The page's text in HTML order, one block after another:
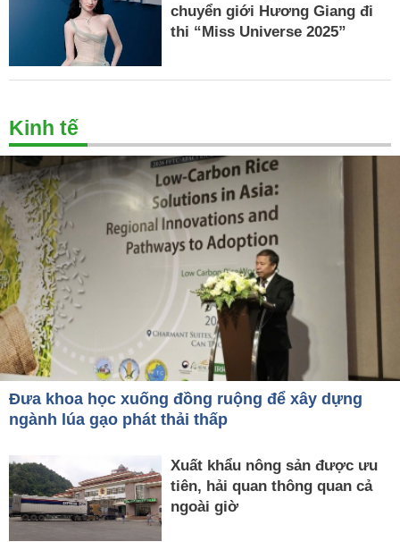
chuyển giới Hương Giang đi
thi “Miss Universe 2025”
Kinh tế
Đưa khoa học xuống đồng ruộng để xây dựng
ngành lúa gạo phát thải thấp
Xuất khẩu nông sản được ưu
tiên, hải quan thông quan cả
ngoài giờ